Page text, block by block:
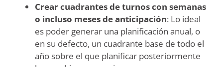
Crear cuadrantes de turnos con semanas
o incluso meses de anticipación: Lo ideal
es poder generar una planificación anual, o
en su defecto, un cuadrante base de todo el
año sobre el que planificar posteriormente